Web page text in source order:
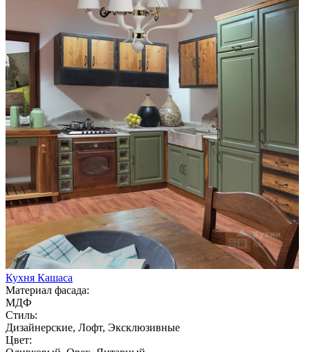
Кухня Кашаса
Материал фасада:
МДФ
Стиль:
Дизайнерские, Лофт, Эксклюзивные
Цвет: